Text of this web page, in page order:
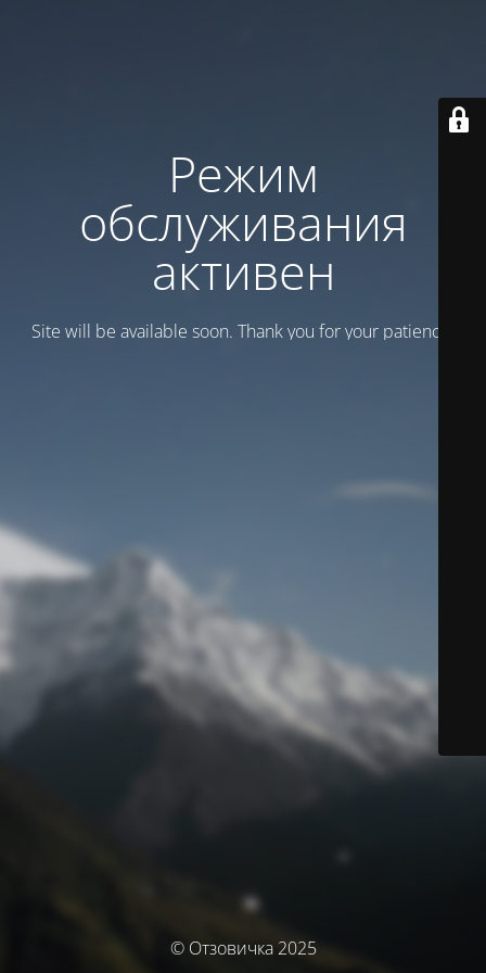
Режим
обслуживания
активен
Site will be available soon. Thank you for your patience!
© Отзовичка 2025